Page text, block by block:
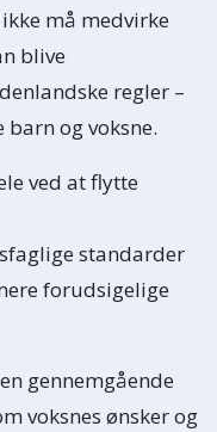
må medvirke
blive
regler –
og voksne.
ved at flytte
standarder
forudsigelige
gennemgående
voksnes ønsker og